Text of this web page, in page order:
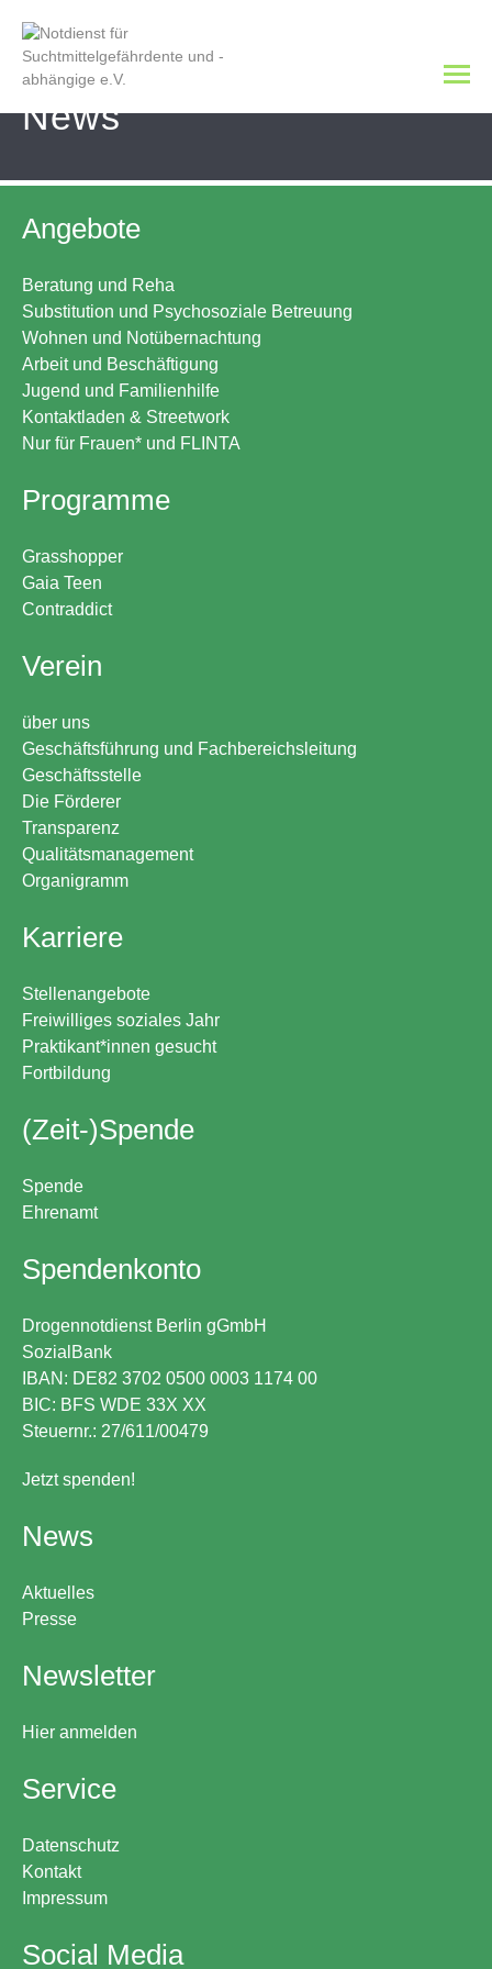
News
Angebote
Beratung und Reha
Substitution und Psychosoziale Betreuung
Wohnen und Notübernachtung
Arbeit und Beschäftigung
Jugend und Familienhilfe
Kontaktladen & Streetwork
Nur für Frauen* und FLINTA
Programme
Grasshopper
Gaia Teen
Contraddict
Verein
über uns
Geschäftsführung und Fachbereichsleitung
Geschäftsstelle
Die Förderer
Transparenz
Qualitätsmanagement
Organigramm
Karriere
Stellenangebote
Freiwilliges soziales Jahr
Praktikant*innen gesucht
Fortbildung
(Zeit-)Spende
Spende
Ehrenamt
Spendenkonto
Drogennotdienst Berlin gGmbH
SozialBank
IBAN: DE82 3702 0500 0003 1174 00
BIC: BFS WDE 33X XX
Steuernr.: 27/611/00479
Jetzt spenden!
News
Aktuelles
Presse
Newsletter
Hier anmelden
Service
Datenschutz
Kontakt
Impressum
Social Media